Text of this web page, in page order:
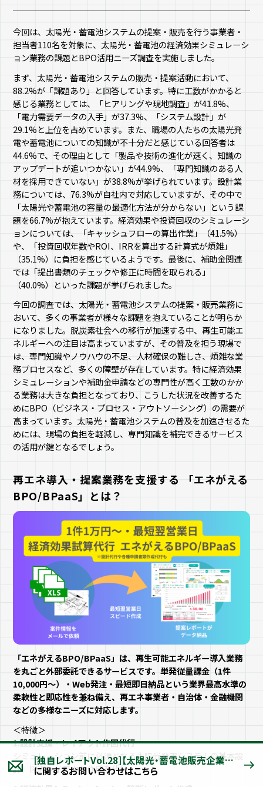
今回は、太陽光・蓄電池システムの提案・販売を行う事業者・
担当者110名を対象に、太陽光・蓄電池の経済効果シミュレーシ
ョン業務の課題とBPO活用ニーズ調査を実施しました。
まず、太陽光・蓄電池システムの販売・提案活動において、
88.2%が「課題あり」と回答しています。特に工数がかかると
感じる業務としては、「ヒアリングや現地調査」が41.8%、
「電力需要データの入手」が37.3%、「システム設計」が
29.1%と上位を占めています。また、職場の人たちの太陽光発
電や蓄電池についての知識が不十分だと感じている回答者は
44.6%で、その理由として「製品や技術の進化が速く、知識の
アップデートが追いつかない」が44.9%、「専門知識のある人
材を採用できていない」が38.8%が挙げられています。設計業
務については、76.3%が自社内で対応していますが、その中で
「太陽光や蓄電池の容量の最適化方法が分からない」という課
題を66.7%が抱えています。経済効果や投資回収のシミュレーシ
ョンについては、「キャッシュフローの算出作業」（41.5%）
や、「投資回収年数やROI、IRRを算出する計算式が煩雑」
（35.1%）に負担を感じているようです。最後に、補助金関連
では「提出書類のチェックや修正に時間を取られる」
（40.0%）といった課題が挙げられました。
今回の調査では、太陽光・蓄電池システムの提案・販売業務に
おいて、多くの事業者が様々な課題を抱えていることが明らか
になりました。脱炭素社会への移行が加速する中、再生可能エ
ネルギーへの注目は高まっていますが、その普及を担う現場で
は、専門知識やノウハウの不足、人材確保の難しさ、煩雑な業
務プロセスなど、多くの障壁が存在しています。特に経済効果
シミュレーションや補助金申請などの専門性が高く工数のかか
る業務は大きな負担となっており、こうした状況を改善するた
めにBPO（ビジネス・プロセス・アウトソーシング）の需要が
高まっています。太陽光・蓄電池システムの普及を加速させるた
めには、現場の負担を軽減し、専門知識を補完できるサービス
の活用が鍵となるでしょう。
再エネ導入・提案業務を支援する 「エネがえる
BPO/BPaaS」とは？
「エネがえるBPO/BPaaS」は、再生可能エネルギー導入業務
を丸ごと外部委託できるサービスです。単発従量課金（1件
10,000円〜）・Web発注・最短即日納品という業界最高水準の
柔軟性と即応性を兼ね備え、再エネ事業者・自治体・金融機関
などの多様なニーズに対応します。
＜特徴＞
1.設計支援・レイアウト作図代行
シミュレーション前に必須となる太陽光発電システムの基本設
計、図面レイアウト作成を代行
[独自レポートVol.28]【太陽光・蓄電池販売企業の”見えない負担”とは】88.2%が、太陽光・蓄電池システムの 販売・提案業務に「課題あり」 特に労力のかかる業務「ヒアリングや現地調査」など ～再エネ普及の裏で進行する人材・ノウハウ不足、解決のカギはBPOにあり⁉～
に関するお問い合わせはこちら